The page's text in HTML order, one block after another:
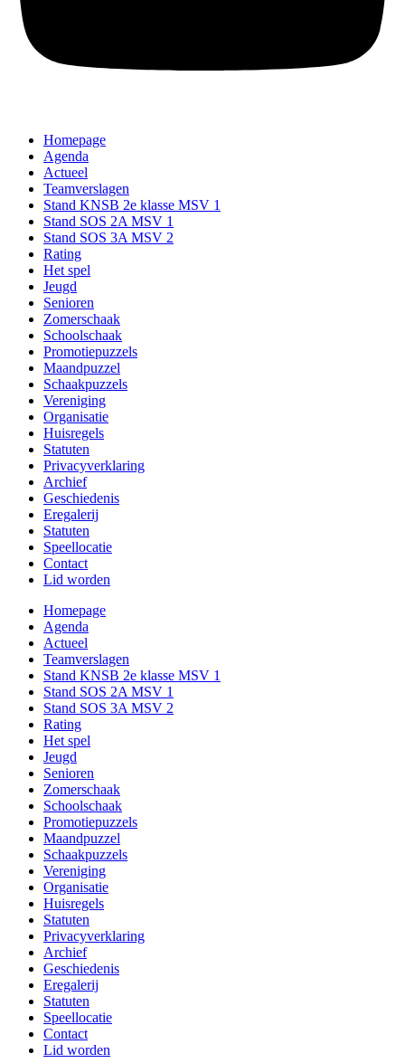
Homepage
Agenda
Actueel
Teamverslagen
Stand KNSB 2e klasse MSV 1
Stand SOS 2A MSV 1
Stand SOS 3A MSV 2
Rating
Het spel
Jeugd
Senioren
Zomerschaak
Schoolschaak
Promotiepuzzels
Maandpuzzel
Schaakpuzzels
Vereniging
Organisatie
Huisregels
Statuten
Privacyverklaring
Archief
Geschiedenis
Eregalerij
Statuten
Speellocatie
Contact
Lid worden
Homepage
Agenda
Actueel
Teamverslagen
Stand KNSB 2e klasse MSV 1
Stand SOS 2A MSV 1
Stand SOS 3A MSV 2
Rating
Het spel
Jeugd
Senioren
Zomerschaak
Schoolschaak
Promotiepuzzels
Maandpuzzel
Schaakpuzzels
Vereniging
Organisatie
Huisregels
Statuten
Privacyverklaring
Archief
Geschiedenis
Eregalerij
Statuten
Speellocatie
Contact
Lid worden